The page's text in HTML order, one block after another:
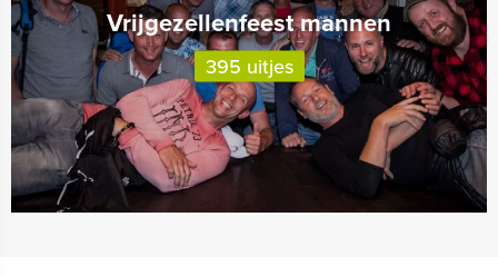
Vrijgezellenfeest mannen
395 uitjes